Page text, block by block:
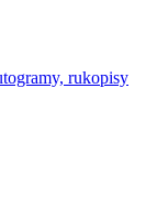
rukopisy